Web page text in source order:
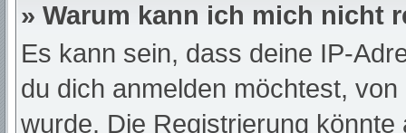
» Warum kann ich mich nicht
Es kann sein, dass deine IP-
du dich anmelden möchtest,
wurde. Die Registrierung